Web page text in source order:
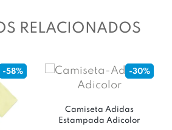
RELACIONADOS
-58% -30%
Camiseta Adidas
Estampada Adicolor